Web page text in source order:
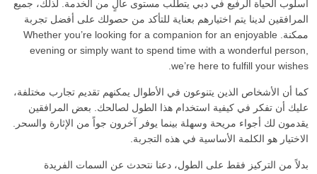
أسلوب الحياة الرفيع في دبي يتطلب مستوى عالٍ من الخدمة. لذلك، جميع
المرافقين لدينا يتم اختيارهم بعناية للتأكد من حصولك على أفضل تجربة
ممكنة. Whether you’re looking for a companion for an enjoyable
evening or simply want to spend time with a wonderful person,
we’re here to fulfill your wishes.
كما أن الأشخاص الذين يتنوعون في الأطوال يمكنهم تقديم تجارب مختلفة،
عليك أن تفكر في كيفية استخدام هذا الطول لصالحك. بعض المرافقين
يقدمون لك أجواء مريحة وسهلة بينما يوفر آخرون جواً من الإثارة والسحر.
الاختيار هو الكلمة الأساسية في هذه التجربة.
بدلاً من التركيز فقط على الطول، دعنا نتحدث عن السمات الفريدة